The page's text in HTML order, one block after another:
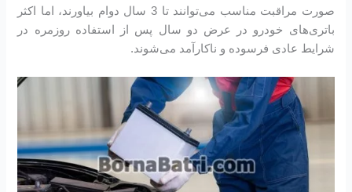
صورت مراقبت مناسب می‌توانند تا 3 سال دوام بیاورند، اما اکثر
باتری‌های خودرو در عرض دو سال پس از استفاده روزمره در
شرایط عادی فرسوده و ناکارآمد می‌شوند.